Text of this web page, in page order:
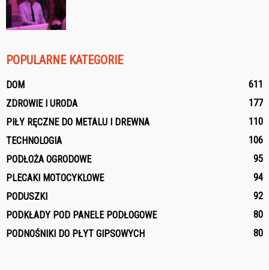
POPULARNE KATEGORIE
DOM
611
ZDROWIE I URODA
177
PIŁY RĘCZNE DO METALU I DREWNA
110
TECHNOLOGIA
106
PODŁOŻA OGRODOWE
95
PLECAKI MOTOCYKLOWE
94
PODUSZKI
92
PODKŁADY POD PANELE PODŁOGOWE
80
PODNOŚNIKI DO PŁYT GIPSOWYCH
80